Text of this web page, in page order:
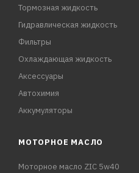
Тормозная жидкость
Гидравлическая жидкость
Фильтры
Охлаждающая жидкость
Аксессуары
Автохимия
Аккумуляторы
МОТОРНОЕ МАСЛО
Моторное масло ZIC 5w40